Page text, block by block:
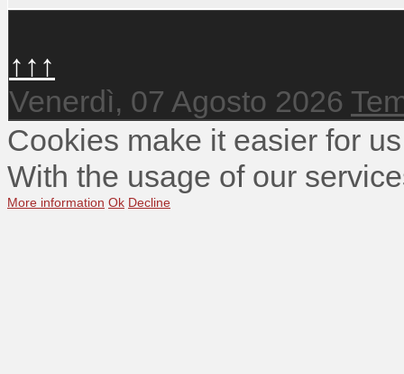
↑↑↑
Venerdì, 07 Agosto 2026
Cookies make it easier for
With the usage of our
More information Ok Decline